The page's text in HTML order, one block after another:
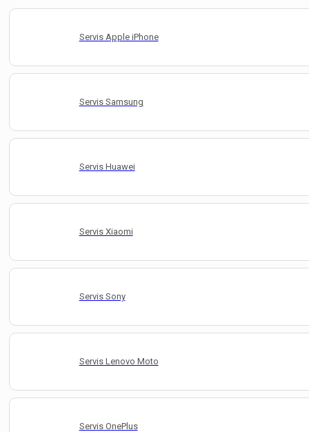
Servis Apple iPhone
Servis Samsung
Servis Huawei
Servis Xiaomi
Servis Sony
Servis Lenovo Moto
Servis OnePlus